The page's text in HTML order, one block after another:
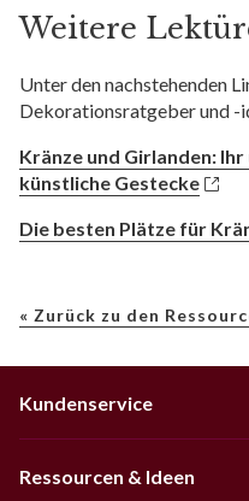
Weitere
Unter den nachstehenden
Dekorationsratgeber und -
Kränze und Girlanden:
künstliche Gestecke
Die besten Plätze für
« Zurück zu den
Kundenservice
Ressourcen & Ideen